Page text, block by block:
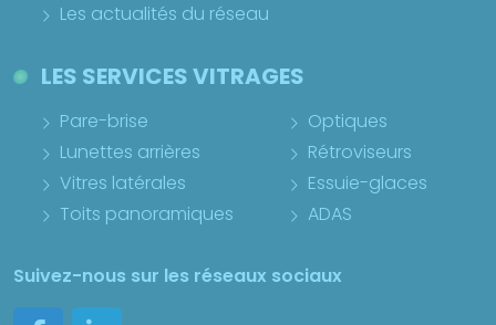
Les actualités du réseau
LES SERVICES VITRAGES
Pare-brise
Lunettes arrières
Vitres latérales
Toits panoramiques
Optiques
Rétroviseurs
Essuie-glaces
ADAS
Suivez-nous sur les réseaux sociaux